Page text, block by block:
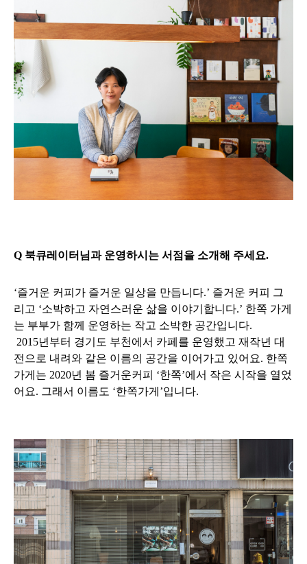
Q 북큐레이터님과 운영하시는 서점을 소개해 주세요.
‘즐거운 커피가 즐거운 일상을 만듭니다.’ 즐거운 커피 그
리고 ‘소박하고 자연스러운 삶을 이야기합니다.’ 한쪽 가게
는 부부가 함께 운영하는 작고 소박한 공간입니다.
2015년부터 경기도 부천에서 카페를 운영했고 재작년 대
전으로 내려와 같은 이름의 공간을 이어가고 있어요. 한쪽
가게는 2020년 봄 즐거운커피 ‘한쪽’에서 작은 시작을 열었
어요. 그래서 이름도 ‘한쪽가게’입니다.